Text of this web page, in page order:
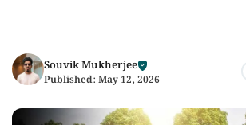
Souvik Mukherjee
Published: May 12, 2026